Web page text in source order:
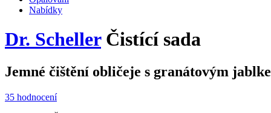
Nabídky
Dr. SchellerČistící sada
Jemné čištění obličeje s granátovým
35 hodnocení